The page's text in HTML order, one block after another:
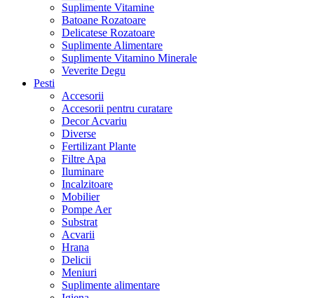
Suplimente Vitamine
Batoane Rozatoare
Delicatese Rozatoare
Suplimente Alimentare
Suplimente Vitamino Minerale
Veverite Degu
Pesti
Accesorii
Accesorii pentru curatare
Decor Acvariu
Diverse
Fertilizant Plante
Filtre Apa
Iluminare
Incalzitoare
Mobilier
Pompe Aer
Substrat
Acvarii
Hrana
Delicii
Meniuri
Suplimente alimentare